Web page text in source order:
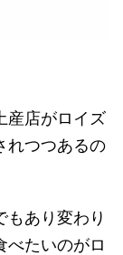
産店がロイズ
れつつあるの
もあり変わり
べたいのがロ